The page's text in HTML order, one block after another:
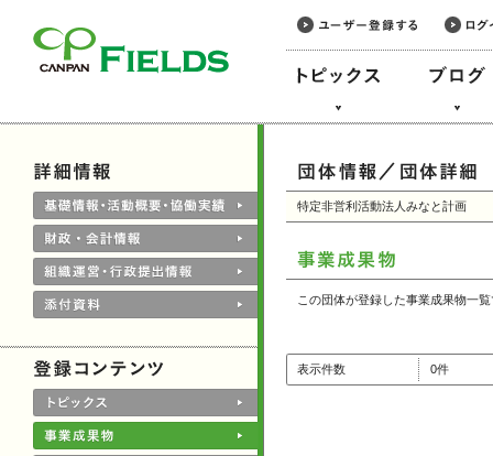
特定非営利活動法人みなと計画
この団体が登録した事業成果物一
表示件数 0件